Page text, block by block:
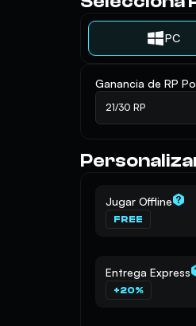
PC
Ganancia de RP
21/30 RP
Jugar Offline
FREE
Entrega Express
+20%